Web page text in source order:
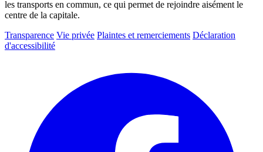
les transports en commun, ce qui permet de rejoindre aisément le
centre de la capitale.
Transparence Vie privée Plaintes et remerciements Déclaration
d'accessibilité